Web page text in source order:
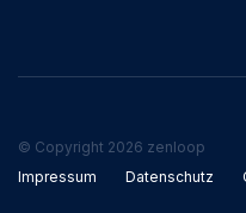
© Copyright 2026 zenloop
Impressum
Datenschutz